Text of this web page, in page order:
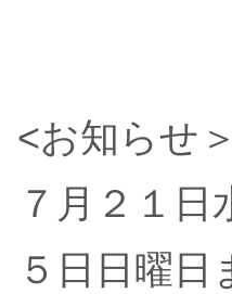
<お知らせ
７月２１日
５日日曜